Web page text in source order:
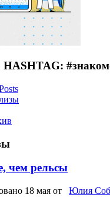
чем рельсы
18 мая от Юлия